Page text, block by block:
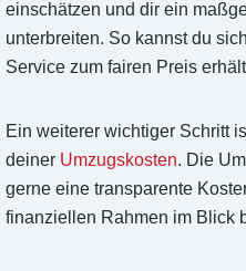
einschätzen und dir ein
unterbreiten. So kannst du
Service zum fairen Preis
Ein weiterer wichtiger Schritt
deiner Umzugskosten. Die
gerne eine transparente
finanziellen Rahmen im Blick